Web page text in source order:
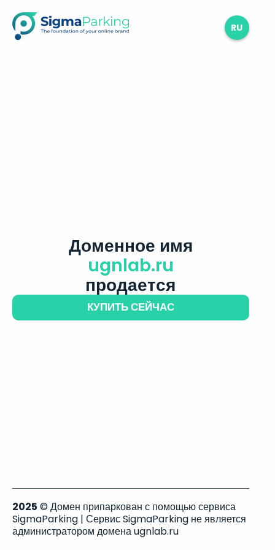
RU
Доменное имя
ugnlab.ru
продается
КУПИТЬ СЕЙЧАС
2025 © Домен припаркован с помощью сервиса
SigmaParking | Сервис SigmaParking не является
администратором домена ugnlab.ru